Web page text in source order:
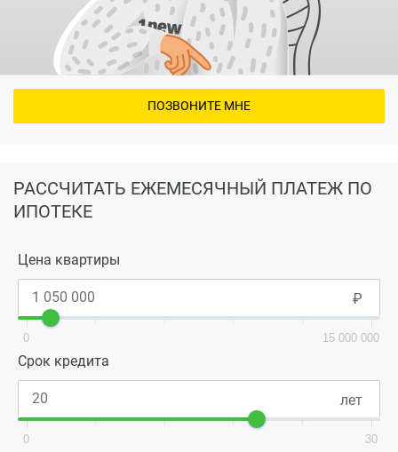
РАССЧИТАТЬ ЕЖЕМЕСЯЧНЫЙ ПЛАТЕЖ ПО
ИПОТЕКЕ
Цена квартиры
0 15 000 000
Срок кредита
0 30
ПОЗВОНИТЕ МНЕ